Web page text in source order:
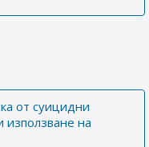
от суицидни
използване на